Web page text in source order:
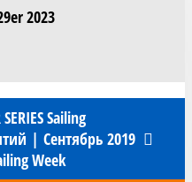
2023
Sailing
| Сентябрь 2019
Week